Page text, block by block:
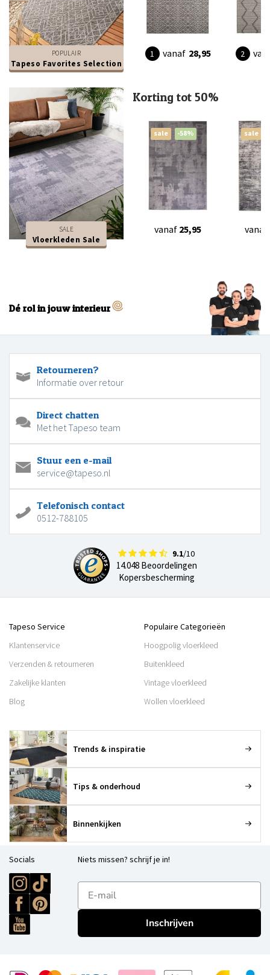
POPULAIR
Tapeso Favorites Selection
vanaf 28,95
SALE
Vloerkleden Sale
Korting tot 50%
sale -58%
vanaf 25,95
sale
vanaf
Dé rol in jouw interieur
Retourneren?
Informatie over retour
Direct chatten
Met het Tapeso team
Stuur een e-mail
service@tapeso.nl
Telefonisch contact
0512-788105
9.1/10
14.048 Beoordelingen
Kopersbescherming
Tapeso Service
Klantenservice
Verzenden & retourneren
Zakelijke klanten
Blog
Populaire Categorieën
Hoogpolig vloerkleed
Buitenkleed
Vintage vloerkleed
Wollen vloerkleed
Trends & inspiratie
Tips & onderhoud
Binnenkijken
Socials Niets missen? schrijf je in!
E-mailadres
Inschrijven